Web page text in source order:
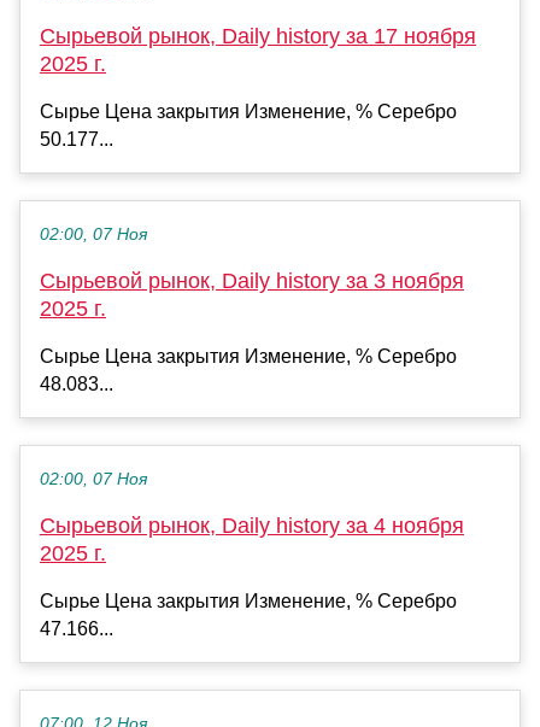
Сырьевой рынок, Daily history за 17 ноября
2025 г.
Сырье Цена закрытия Изменение, % Серебро
50.177...
02:00, 07 Ноя
Сырьевой рынок, Daily history за 3 ноября
2025 г.
Сырье Цена закрытия Изменение, % Серебро
48.083...
02:00, 07 Ноя
Сырьевой рынок, Daily history за 4 ноября
2025 г.
Сырье Цена закрытия Изменение, % Серебро
47.166...